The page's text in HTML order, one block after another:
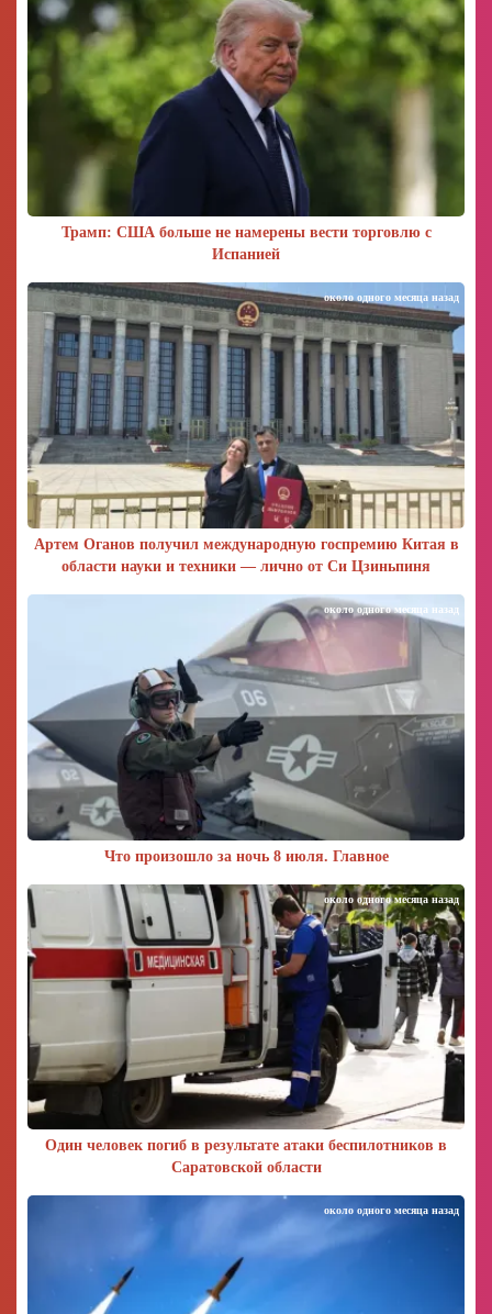
Трамп: США больше не намерены вести торговлю с
Испанией
Артем Оганов получил международную госпремию Китая в
области науки и техники — лично от Си Цзиньпиня
около одного месяца назад
Что произошло за ночь 8 июля. Главное
около одного месяца назад
Один человек погиб в результате атаки беспилотников в
Саратовской области
около одного месяца назад
около одного месяца назад